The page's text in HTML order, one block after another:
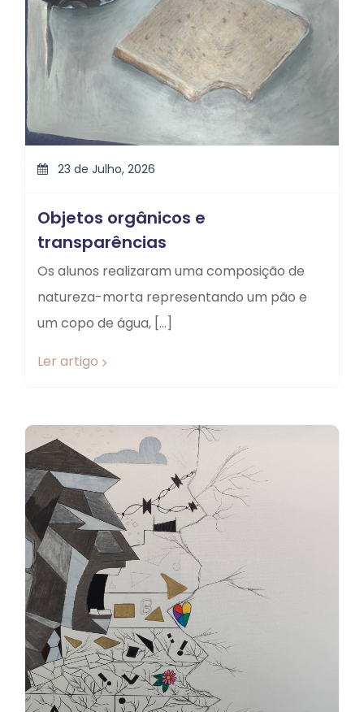
23 de Julho, 2026
Objetos orgânicos e
transparências
Os alunos realizaram uma composição de
natureza-morta representando um pão e
um copo de água, […]
Ler artigo